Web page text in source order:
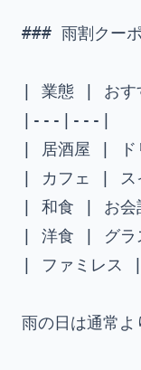
### 雨割クー
| 業態 | おす
|---|---|
| 居酒屋 | ド
| カフェ | ス
| 和食 | お会
| 洋食 | グラ
| ファミレス
雨の日は通常